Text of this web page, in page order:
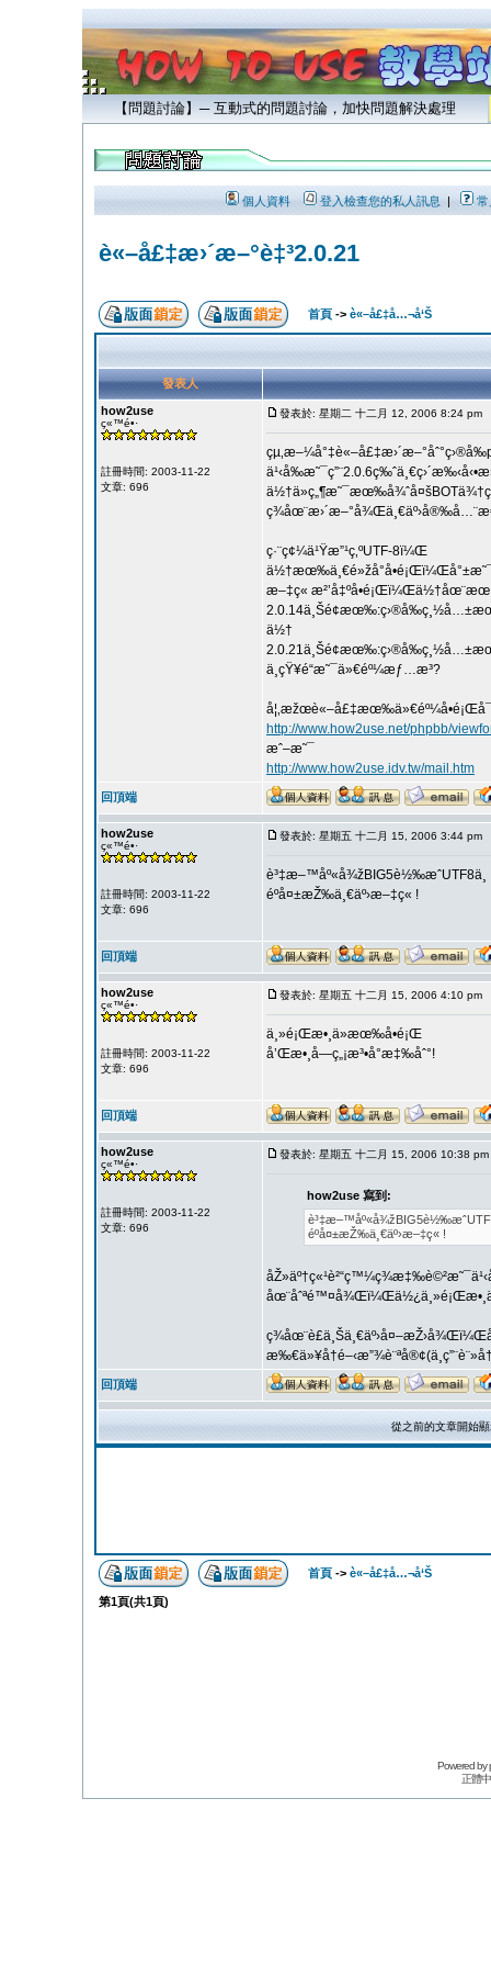
【問題討論】─ 互動式的問題討論，加快問題解決處理
個人資料 登入檢查您的私人訊息| 常
è«–å£‡æ›´æ–°è‡³2.0.21
首頁 -> è«–å£‡å…¬å‘Š
發表人
how2use
ç«™é•·
註冊時間: 2003-11-22
文章: 696
發表於: 星期二 十二月 12, 2006 8:24 pm
ç·¨ç¢¼ä¹Ÿæ”¹ç‚ºUTF-8ï¼Œ
æ–‡ç«
ä½†
ä¸çŸ¥é“æ˜¯ä»€éº¼æƒ…æ³?
http://www.how2use.net/phpbb/
æˆ–æ˜¯
http://www.how2use.idv.tw/mail.htm
回頂端
how2use
ç«™é•·
註冊時間: 2003-11-22
文章: 696
發表於: 星期五 十二月 15, 2006 3:44 pm
è³‡æ–™åº«å¾žBIG5è½‰æˆUTF8ä¸­
éºå¤±æŽ‰ä¸€äº›æ–‡ç« !
回頂端
how2use
ç«™é•·
註冊時間: 2003-11-22
文章: 696
發表於: 星期五 十二月 15, 2006 4:10 pm
ä¸»é¡Œæ•¸ä»æœ‰å•é¡Œ
å’Œæ•¸å­—ç„¡æ³•å°æ‡‰åˆ°!
回頂端
how2use
ç«™é•·
註冊時間: 2003-11-22
文章: 696
發表於: 星期五 十二月 15, 2006 10:38 pm
how2use 寫到:
éºå¤±æŽ‰ä¸€äº›æ–‡ç« !
回頂端
從之前的文章開始
首頁 -> è«–å£‡å…¬å‘Š
第1頁(共1頁)
Powered by
正體